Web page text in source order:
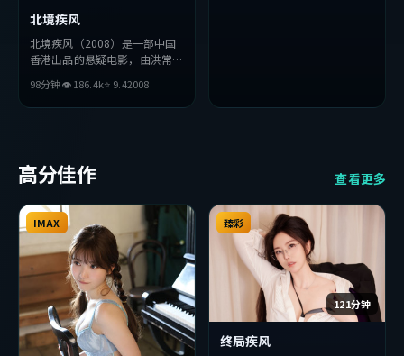
北境疾风
北境疾风（2008）是一部中国
香港出品的悬疑电影，由洪常秀
民等主演。影片在叙事与视听上
力求突破，探讨人性与抉择，节
98分钟👁186.4k⭐ 9.42008
高分佳作 查看更多
IMAX
121分钟
臻彩
终局疾风